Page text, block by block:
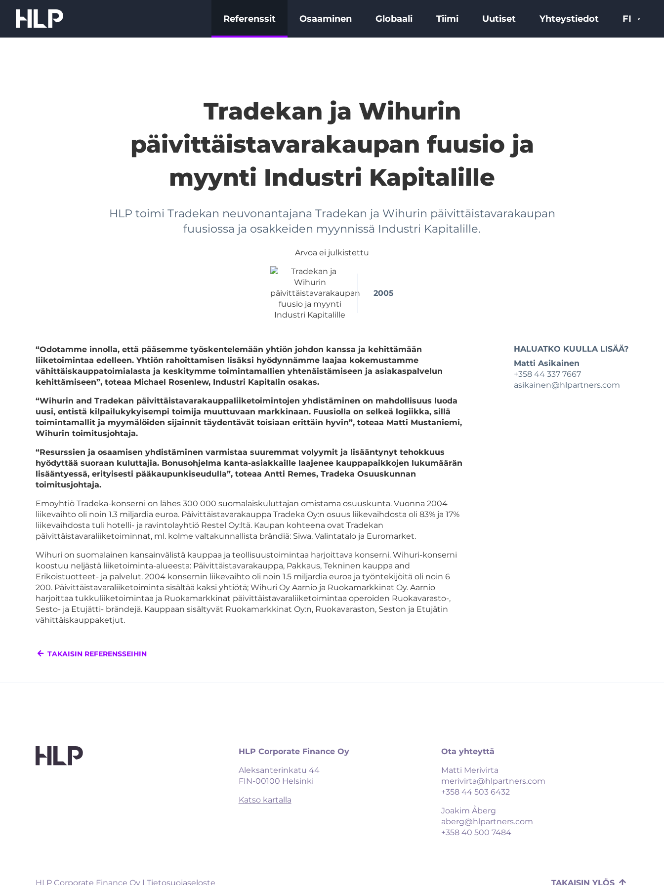
sisältöön
Referenssit Osaaminen Globaali Tiimi Uutiset Yhteystiedot FI
Tradekan ja Wihurin
päivittäistavarakaupan fuusio ja
myynti Industri Kapitalille
HLP toimi Tradekan neuvonantajana Tradekan ja Wihurin päivittäistavarakaupan
fuusiossa ja osakkeiden myynnissä Industri Kapitalille.
Arvoa ei julkistettu
2005
“Odotamme innolla, että pääsemme työskentelemään yhtiön johdon kanssa ja kehittämään
liiketoimintaa edelleen. Yhtiön rahoittamisen lisäksi hyödynnämme laajaa kokemustamme
vähittäiskauppatoimialasta ja keskitymme toimintamallien yhtenäistämiseen ja asiakaspalvelun
kehittämiseen”, toteaa Michael Rosenlew, Industri Kapitalin osakas.
“Wihurin and Tradekan päivittäistavarakauppaliiketoimintojen yhdistäminen on mahdollisuus luoda
uusi, entistä kilpailukykyisempi toimija muuttuvaan markkinaan. Fuusiolla on selkeä logiikka, sillä
toimintamallit ja myymälöiden sijainnit täydentävät toisiaan erittäin hyvin”, toteaa Matti Mustaniemi,
Wihurin toimitusjohtaja.
“Resurssien ja osaamisen yhdistäminen varmistaa suuremmat volyymit ja lisääntynyt tehokkuus
hyödyttää suoraan kuluttajia. Bonusohjelma kanta-asiakkaille laajenee kauppapaikkojen lukumäärän
lisääntyessä, erityisesti pääkaupunkiseudulla”, toteaa Antti Remes, Tradeka Osuuskunnan
toimitusjohtaja.
Emoyhtiö Tradeka-konserni on lähes 300 000 suomalaiskuluttajan omistama osuuskunta. Vuonna 2004
liikevaihto oli noin 1.3 miljardia euroa. Päivittäistavarakauppa Tradeka Oy:n osuus liikevaihdosta oli 83% ja 17%
liikevaihdosta tuli hotelli- ja ravintolayhtiö Restel Oy:ltä. Kaupan kohteena ovat Tradekan
päivittäistavaraliiketoiminnat, ml. kolme valtakunnallista brändiä: Siwa, Valintatalo ja Euromarket.
Wihuri on suomalainen kansainvälistä kauppaa ja teollisuustoimintaa harjoittava konserni. Wihuri-konserni
koostuu neljästä liiketoiminta-alueesta: Päivittäistavarakauppa, Pakkaus, Tekninen kauppa and
Erikoistuotteet- ja palvelut. 2004 konsernin liikevaihto oli noin 1.5 miljardia euroa ja työntekijöitä oli noin 6
200. Päivittäistavaraliiketoiminta sisältää kaksi yhtiötä; Wihuri Oy Aarnio ja Ruokamarkkinat Oy. Aarnio
harjoittaa tukkuliiketoimintaa ja Ruokamarkkinat päivittäistavaraliiketoimintaa operoiden Ruokavarasto-,
Sesto- ja Etujätti- brändejä. Kauppaan sisältyvät Ruokamarkkinat Oy:n, Ruokavaraston, Seston ja Etujätin
vähittäiskauppaketjut.
TAKAISIN REFERENSSEIHIN
HALUATKO KUULLA LISÄÄ?
Matti Asikainen
+358 44 337 7667
asikainen@hlpartners.com
HLP Corporate Finance Oy
Aleksanterinkatu 44
FIN-00100 Helsinki
Katso kartalla
Ota yhteyttä
Matti Merivirta
merivirta@hlpartners.com
+358 44 503 6432
Joakim Åberg
aberg@hlpartners.com
+358 40 500 7484
HLP Corporate Finance Oy | Tietosuojaseloste TAKAISIN YLÖS